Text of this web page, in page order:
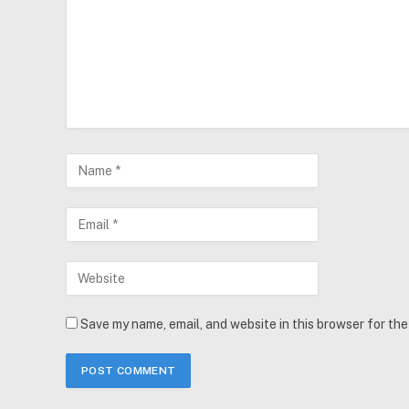
Save my name, email, and website in this browser for